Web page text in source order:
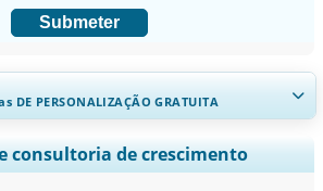
Submeter
DE PERSONALIZAÇÃO GRATUITA
regional e por país, Análise de segmentos,
competitivo, e insights sobre o
consultoria de crescimento